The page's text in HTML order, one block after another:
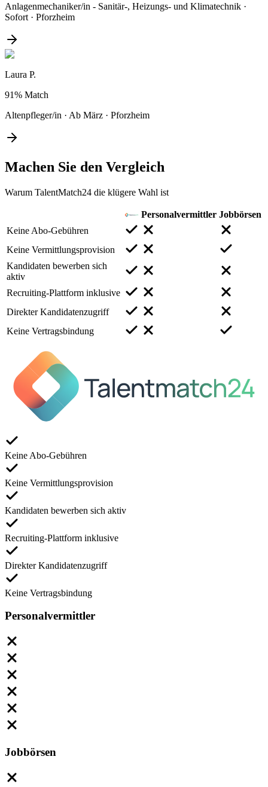
Anlagenmechaniker/in - Sanitär-, Heizungs- und Klimatechnik ·
Sofort · Pforzheim
Laura P.
91% Match
Altenpfleger/in · Ab März · Pforzheim
Machen Sie den Vergleich
Warum TalentMatch24 die klügere Wahl ist
Personalvermittler Jobbörsen
Keine Abo-Gebühren
Keine Vermittlungsprovision
Kandidaten bewerben sich
aktiv
Recruiting-Plattform inklusive
Direkter Kandidatenzugriff
Keine Vertragsbindung
Keine Abo-Gebühren
Keine Vermittlungsprovision
Kandidaten bewerben sich aktiv
Recruiting-Plattform inklusive
Direkter Kandidatenzugriff
Keine Vertragsbindung
Personalvermittler
Jobbörsen